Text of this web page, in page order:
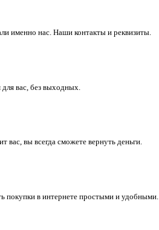
именно нас. Наши контакты и реквизиты.
вас, без выходных.
вас, вы всегда сможете вернуть деньги.
покупки в интернете простыми и удобными.